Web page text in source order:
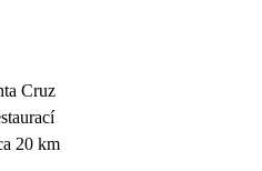
Cruz
20 km